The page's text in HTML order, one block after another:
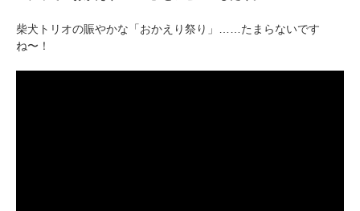
柴犬トリオの賑やかな「おかえり祭り」……たまらないです
ね〜！